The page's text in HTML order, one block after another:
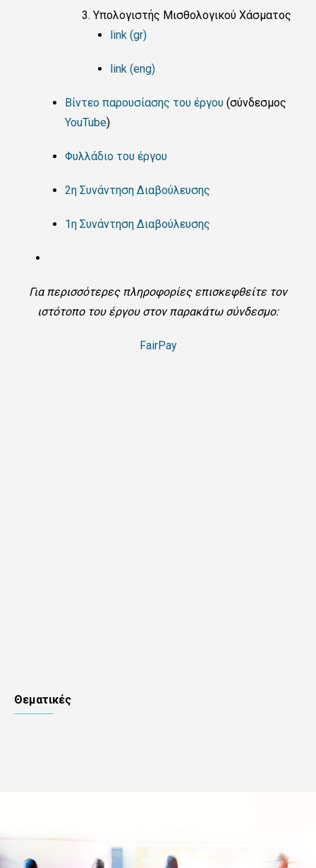
Υπολογιστής Μισθολογικού Χάσματος
link (gr)
link (eng)
Βίντεο παρουσίασης του έργου (σύνδεσμος
YouTube)
Φυλλάδιο του έργου
2η Συνάντηση Διαβούλευσης
1η Συνάντηση Διαβούλευσης
Για περισσότερες πληροφορίες επισκεφθείτε τον
ιστότοπο του έργου στον παρακάτω σύνδεσμο:
FairPay
Θεματικές